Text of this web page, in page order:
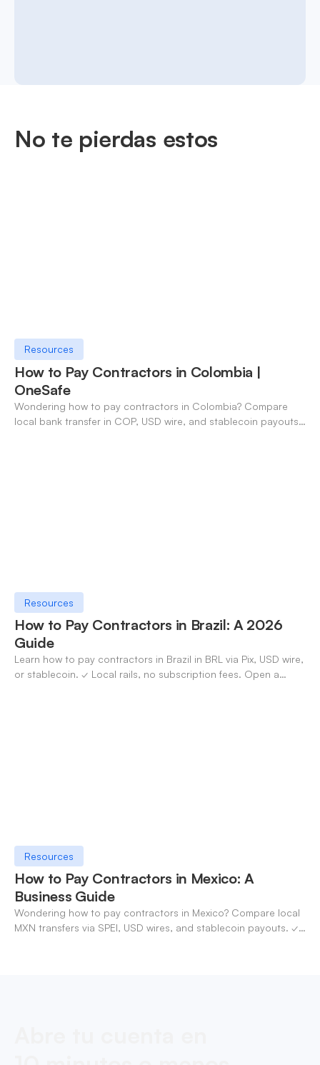
No te pierdas estos
Resources
How to Pay Contractors in Colombia |
OneSafe
Wondering how to pay contractors in Colombia? Compare
local bank transfer in COP, USD wire, and stablecoin payouts.
Resources
How to Pay Contractors in Brazil: A 2026
Guide
Learn how to pay contractors in Brazil in BRL via Pix, USD wire,
or stablecoin. ✓ Local rails, no subscription fees. Open a
Resources
How to Pay Contractors in Mexico: A
Business Guide
Wondering how to pay contractors in Mexico? Compare local
MXN transfers via SPEI, USD wires, and stablecoin payouts. ✓